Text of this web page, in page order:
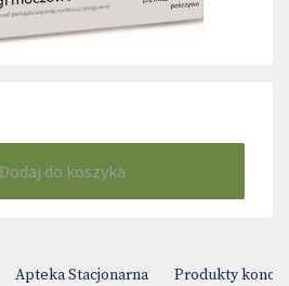
Dodaj do koszyka
Apteka Stacjonarna Produkty